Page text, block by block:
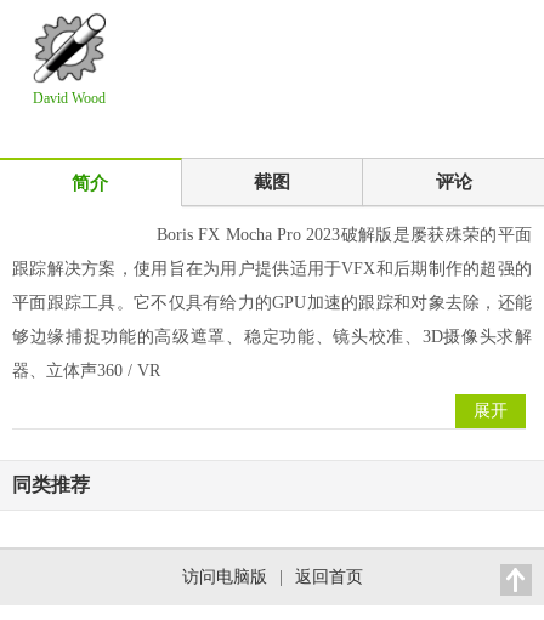
David Wood
简介 截图 评论
Boris FX Mocha Pro 2023破解版是屡获殊荣的平面
跟踪解决方案，使用旨在为用户提供适用于VFX和后期制作的超强的
平面跟踪工具。它不仅具有给力的GPU加速的跟踪和对象去除，还能
够边缘捕捉功能的高级遮罩、稳定功能、镜头校准、3D摄像头求解
器、立体声360 / VR
展开
同类推荐
访问电脑版 返回首页